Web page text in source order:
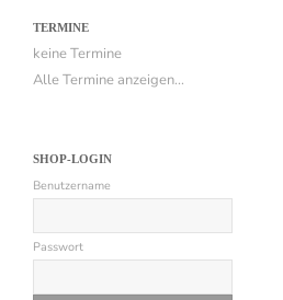
TERMINE
keine Termine
Alle Termine anzeigen...
SHOP-LOGIN
Benutzername
Passwort